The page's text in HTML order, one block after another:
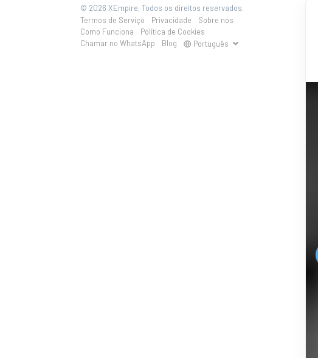
© 2026 XEmpire, Todos os direitos reservados.
Termos de Serviço
Privacidade
Sobre nós
Como Funciona
Política de Cookies
Chamar no WhatsApp
Blog Português